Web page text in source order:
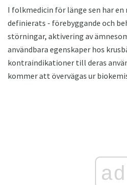
I folkmedicin för länge sen har en
definierats - förebyggande och
störningar, aktivering av
användbara egenskaper hos
kontraindikationer till deras
kommer att övervägas ur
ad